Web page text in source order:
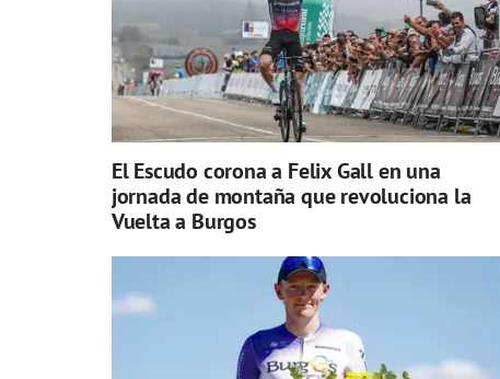
El Escudo corona a Felix Gall en una
jornada de montaña que revoluciona la
Vuelta a Burgos